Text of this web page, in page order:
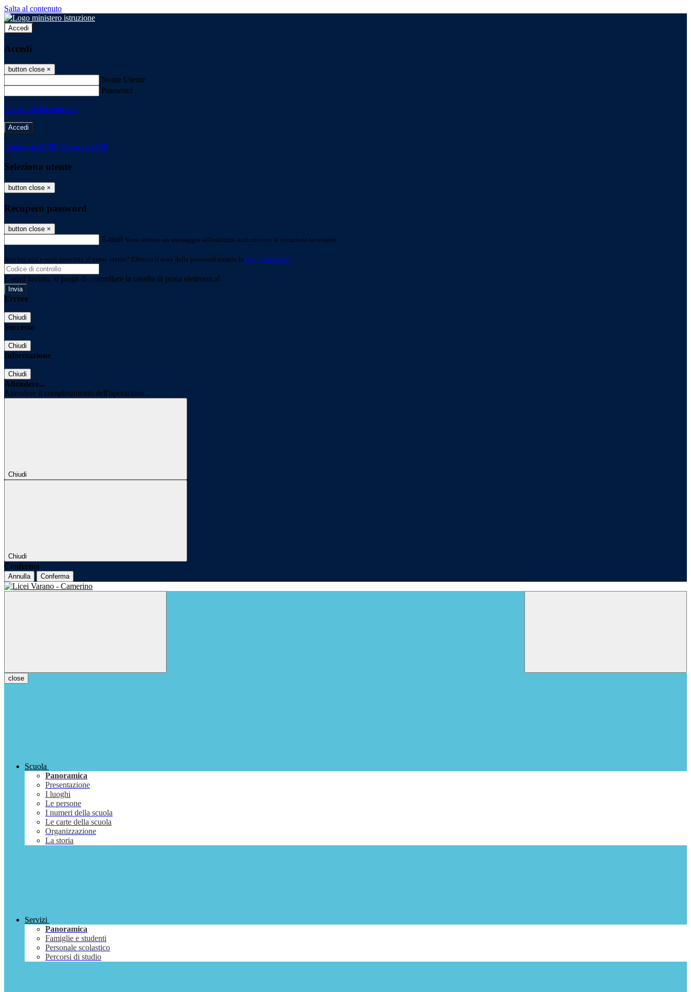
Salta al contenuto
Accedi
Accedi
button close ×
Nome Utente
Password
Password dimenticata?
-
Entra con SPID Entra con CIE
Seleziona utente
button close ×
Recupero password
button close ×
E-mail Verrà inviato un messaggio all'indirizzo indicato con le istruzioni necessarie.
Non hai una e-mail associata al nome utente? Effettua il reset della password tramite la Login Spaggiari
E-mail inviata, si prega di controllare la casella di posta elettronica!
Errore
Chiudi
Successo
Chiudi
Informazione
Chiudi
Attendere...
Attendere il completamento dell'operazione...
Chiudi
Chiudi
Conferma
Annulla Conferma
close
Scuola
Panoramica
Presentazione
I luoghi
Le persone
I numeri della scuola
Le carte della scuola
Organizzazione
La storia
Servizi
Panoramica
Famiglie e studenti
Personale scolastico
Percorsi di studio